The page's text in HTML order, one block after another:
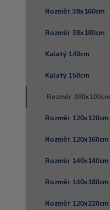
Rozměr 38x160cm
Rozměr 38x180cm
Kulatý 140cm
Kulatý 150cm
Rozměr 100x100cm
Rozměr 120x120cm
Rozměr 120x160cm
Rozměr 140x140cm
Rozměr 140x180cm
Rozměr 120x220cm